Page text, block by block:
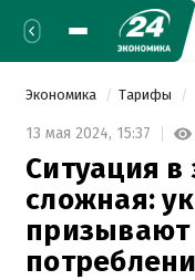
Экономика Тарифы
13 мая 2024, 15:37
Ситуация в
сложная:
призывают